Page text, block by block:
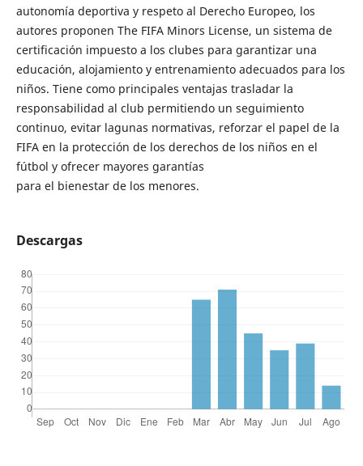
autonomía deportiva y respeto al Derecho Europeo, los
autores proponen The FIFA Minors License, un sistema de
certificación impuesto a los clubes para garantizar una
educación, alojamiento y entrenamiento adecuados para los
niños. Tiene como principales ventajas trasladar la
responsabilidad al club permitiendo un seguimiento
continuo, evitar lagunas normativas, reforzar el papel de la
FIFA en la protección de los derechos de los niños en el
fútbol y ofrecer mayores garantías
para el bienestar de los menores.
Descargas